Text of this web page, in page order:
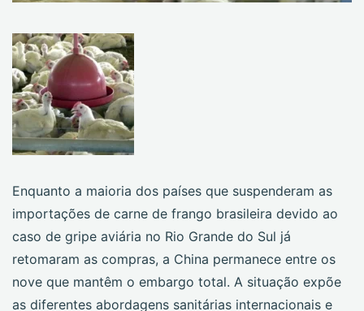
Enquanto a maioria dos países que suspenderam as
importações de carne de frango brasileira devido ao
caso de gripe aviária no Rio Grande do Sul já
retomaram as compras, a China permanece entre os
nove que mantêm o embargo total. A situação expõe
as diferentes abordagens sanitárias internacionais e